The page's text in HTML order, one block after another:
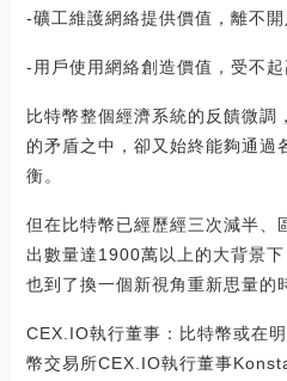
-礦工維護網絡提供價值，離不開
-用戶使用網絡創造價值，受不起
比特幣整個經濟系統的反饋微調
的矛盾之中，卻又始終能夠通過
衡。
但在比特幣已經歷經三次減半、
出數量達1900萬以上的大背景
也到了換一個新視角重新思量的
CEX.IO執行董事：比特幣或在
幣交易所CEX.IO執行董事